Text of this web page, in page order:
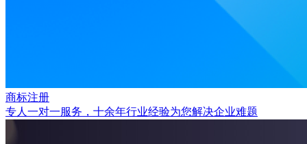
商标注册
专人一对一服务，十余年行业经验为您解决企业难题